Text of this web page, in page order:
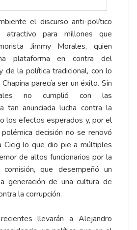
el discurso anti-político
para millones que
Jimmy Morales, quien
plataforma en contra del
de la política tradicional, con lo
parecía ser un éxito. Sin
no cumplió con las
tan anunciada lucha contra la
los efectos esperados y, por el
decisión no se renovó
Cicig lo que dio pie a múltiples
de altos funcionarios por la
que desempeñó un
generación de una cultura de
la corrupción.
llevarán a Alejandro